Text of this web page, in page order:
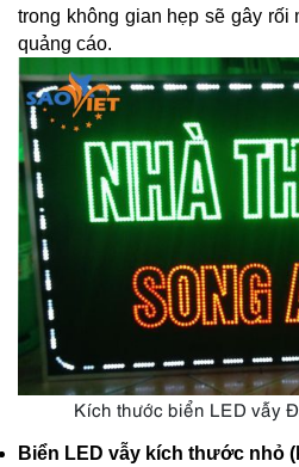
trong không gian hẹp sẽ gây rối
quảng cáo.
Kích thước biển LED vẫy
Biển LED vẫy kích thước nhỏ